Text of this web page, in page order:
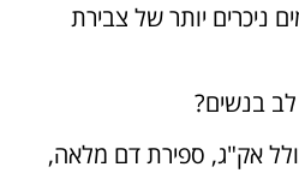
ניכרים יותר של צבירת
בנשים?
אק"ג, ספירת דם מלאה,